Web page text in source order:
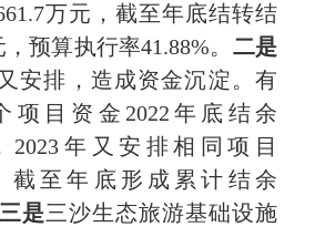
万元，截至年底结转结
预算执行率41.88%。 二是
安排，造成资金沉淀。有
项目资金2022年底结余
2023年又安排相同项目
截至年底形成累计结余
三是三沙生态旅游基础设施